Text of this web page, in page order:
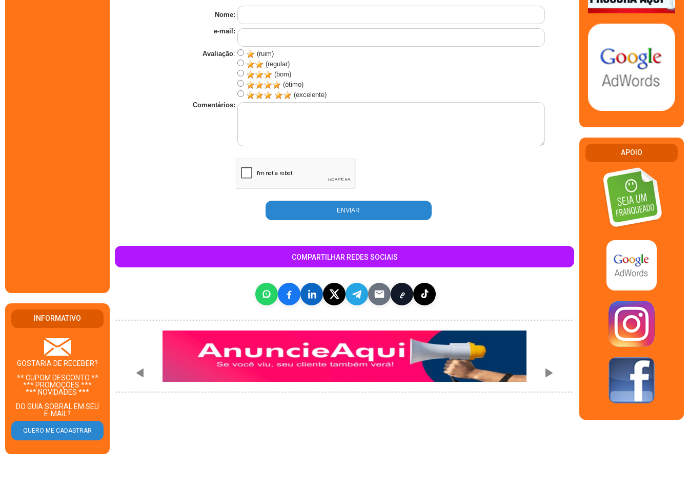
INFORMATIVO
GOSTARIA DE RECEBER?
** CUPOM DESCONTO **
*** PROMOÇÕES ***
*** NOVIDADES ***
DO GUIA SOBRAL EM SEU
E-MAIL?
Nome:
e-mail:
Avaliação:
(ruim)
(regular)
(bom)
(ótimo)
(excelente)
Comentários:
COMPARTILHAR REDES SOCIAIS
APOIO